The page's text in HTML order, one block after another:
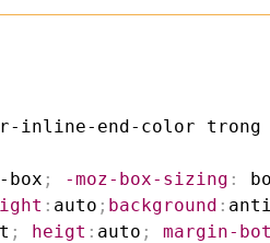
inline-end-color trong
box ; -moz-box-sizing :
: auto ; background :
; heigt : auto ; margin-